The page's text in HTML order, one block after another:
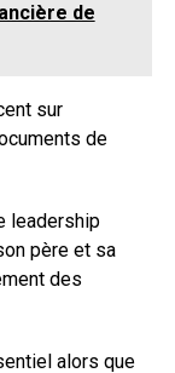
de
sur
de
leadership
père et sa
des
alors que